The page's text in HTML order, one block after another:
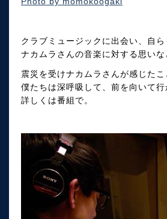
クラブミュージックに出会い、自
ナカムラさんの音楽に対する思いな
震災を受けナカムラさんが感じた
僕たちは深呼吸して、前を向いて
詳しくは番組で。